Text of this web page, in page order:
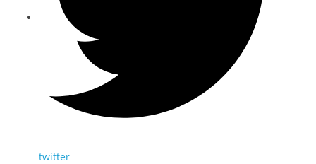
twitter